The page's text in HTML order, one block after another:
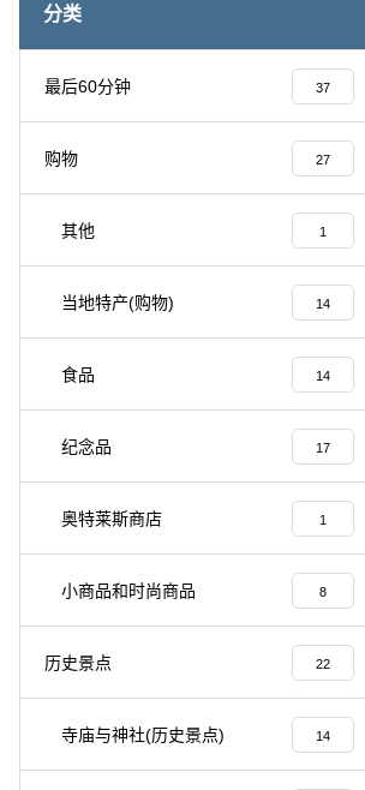
分类
最后60分钟 37
购物 27
其他 1
当地特产(购物) 14
食品 14
纪念品 17
奥特莱斯商店 1
小商品和时尚商品 8
历史景点 22
寺庙与神社(历史景点) 14